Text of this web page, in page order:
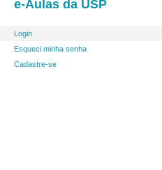
e-Aulas da USP
Login
Esqueci minha senha
Cadastre-se